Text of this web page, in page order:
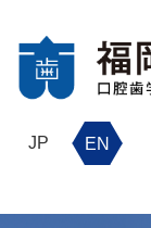
JP EN